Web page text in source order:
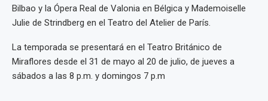
Bilbao y la Ópera Real de Valonia en Bélgica y Mademoiselle
Julie de Strindberg en el Teatro del Atelier de París.
La temporada se presentará en el Teatro Británico de
Miraflores desde el 31 de mayo al 20 de julio, de jueves a
sábados a las 8 p.m. y domingos 7 p.m